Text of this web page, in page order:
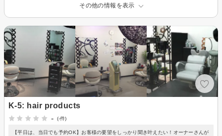
その他の情報を表示
K-5: hair products
-
(-件)
【平日は、当日でも予約OK】お客様の要望をしっかり聞き叶えたい！オーナーさんが